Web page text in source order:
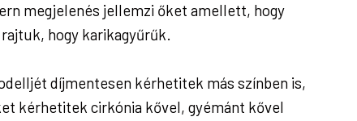
megjelenés jellemzi őket amellett, hogy
hogy karikagyűrűk.
díjmentesen kérhetitek más színben is,
kérhetitek cirkónia kővel, gyémánt kővel